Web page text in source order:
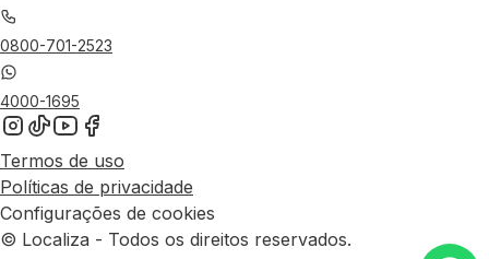
0800-701-2523
4000-1695
Termos de uso
Políticas de privacidade
Configurações de cookies
© Localiza - Todos os direitos reservados.